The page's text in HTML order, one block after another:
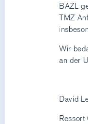
BAZL
TMZ
Wir
an der
David
Ressort